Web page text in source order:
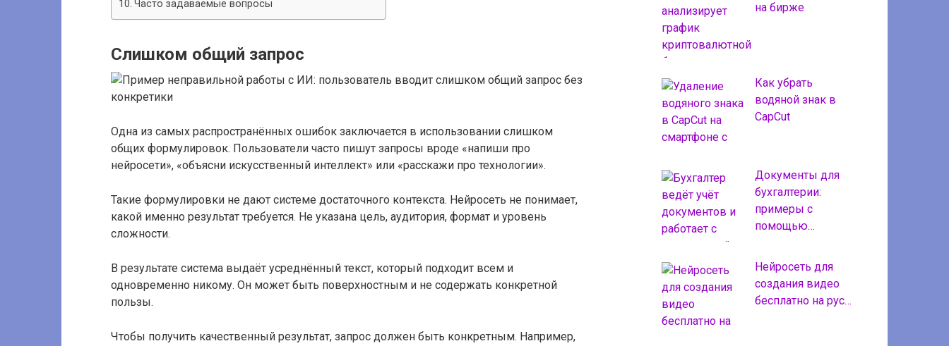
Часто задаваемые вопросы
Слишком общий запрос
Одна из самых распространённых ошибок заключается в использовании слишком
общих формулировок. Пользователи часто пишут запросы вроде «напиши про
нейросети», «объясни искусственный интеллект» или «расскажи про технологии».
Такие формулировки не дают системе достаточного контекста. Нейросеть не понимает,
какой именно результат требуется. Не указана цель, аудитория, формат и уровень
сложности.
В результате система выдаёт усреднённый текст, который подходит всем и
одновременно никому. Он может быть поверхностным и не содержать конкретной
пользы.
Чтобы получить качественный результат, запрос должен быть конкретным. Например,
на бирже
Как убрать
водяной знак в
CapCut
Документы для
бухгалтерии:
примеры с
помощью…
Нейросеть для
создания видео
бесплатно на рус…